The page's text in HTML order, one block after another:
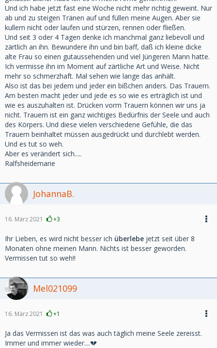
Und ich habe jetzt fast eine Woche nicht mehr richtig geweint. Nur
ab und zu steigen Tränen auf und füllen meine Augen. Aber sie
kullern nicht oder laufen und stürzen, rennen oder fließen.
Und seit 3 oder 4 Tagen denke ich manchmal ganz liebevoll und
zärtlich an ihn. Bewundere ihn und bin baff, daß ich kleine dicke
alte Frau so einen gutaussehenden und viel Jüngeren Mann hatte.
Ich vermisse ihn im Moment auf zärtliche Art und Weise. Nicht
mehr so schmerzhaft. Mal sehen wie lange das anhält.
Also ist das bei jedem und jeder ein bißchen anders. Das Trauern.
Am besten macht jeder und jede es so wie es erträglich ist und
wie es auszuhalten ist. Drücken vorm Trauern können wir uns ja
nicht. Trauern ist ein ganz wichtiges Bedürfnis der Seele und auch
des Körpers. Und diese vielen verschiedene Gefühle, die das
Trauern beinhaltet müssen ausgedrückt und durchlebt werden.
Und es tut so weh.
Aber es verändert sich.....
Ralfsheidemarie
JohannaB.
16. März 2021 +3
Ihr Lieben, es wird nicht besser ich überlebe jetzt seit über 8
Monaten ohne meinen Mann. Nichts ist besser geworden.
Vermissen tut so weh!!
Mel021099
16. März 2021 +1
Ja das Vermissen ist das was auch täglich meine Seele zereisst.
Immer und immer wieder....💔